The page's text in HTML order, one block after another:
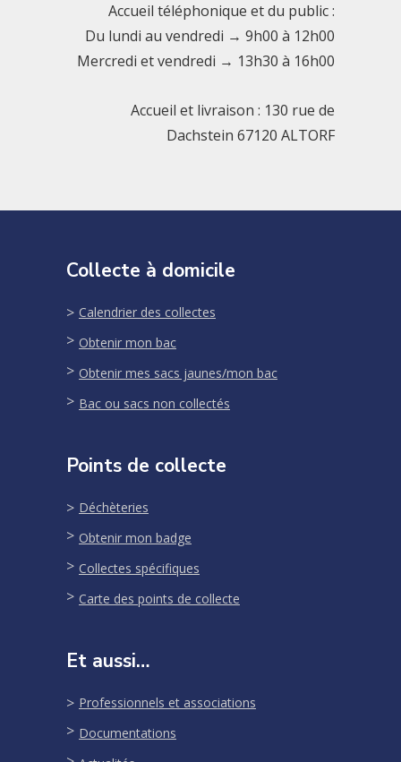
Accueil téléphonique et du public :
Du lundi au vendredi → 9h00 à 12h00
Mercredi et vendredi → 13h30 à 16h00
Accueil et livraison : 130 rue de
Dachstein 67120 ALTORF
Collecte à domicile
Calendrier des collectes
Obtenir mon bac
Obtenir mes sacs jaunes/mon bac
Bac ou sacs non collectés
Points de collecte
Déchèteries
Obtenir mon badge
Collectes spécifiques
Carte des points de collecte
Et aussi…
Professionnels et associations
Documentations